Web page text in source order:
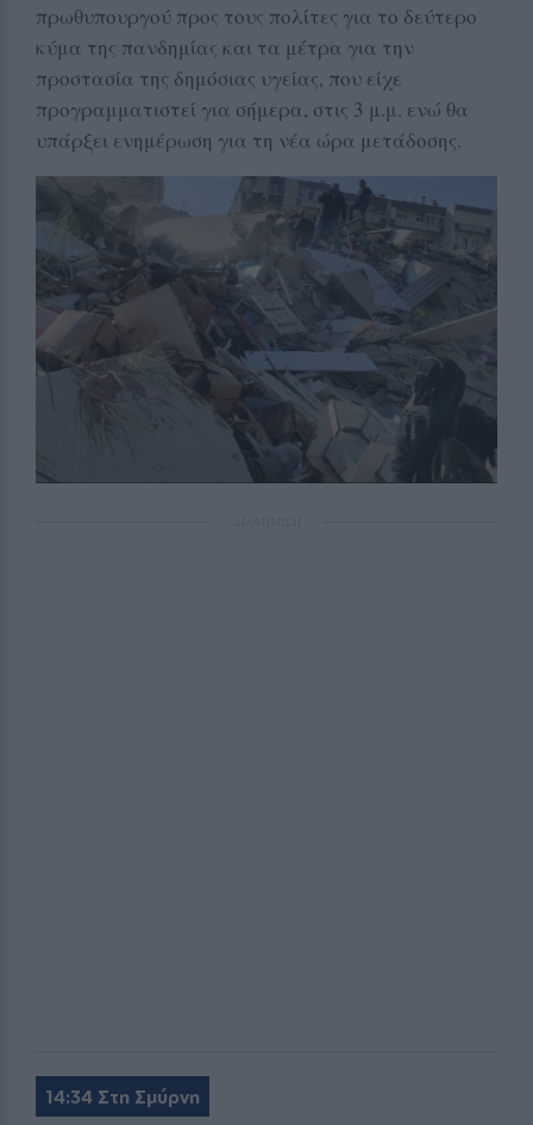
πρωθυπουργού προς τους πολίτες για το δεύτερο
κύμα της πανδημίας και τα μέτρα για την
προστασία της δημόσιας υγείας, που είχε
προγραμματιστεί για σήμερα, στις 3 μ.μ. ενώ θα
υπάρξει ενημέρωση για τη νέα ώρα μετάδοσης.
14:34 Στη Σμύρνη